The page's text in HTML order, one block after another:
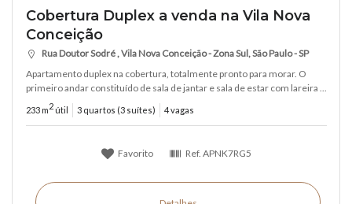
Cobertura Duplex a venda na Vila Nova
Conceição
Rua Doutor Sodré , Vila Nova Conceição - Zona Sul, São Paulo - SP
Apartamento duplex na cobertura, totalmente pronto para morar. O
primeiro andar constituído de sala de jantar e sala de estar com lareira ...
233 m2 útil 3 quartos (3 suítes) 4 vagas
Favorito Ref. APNK7RG5